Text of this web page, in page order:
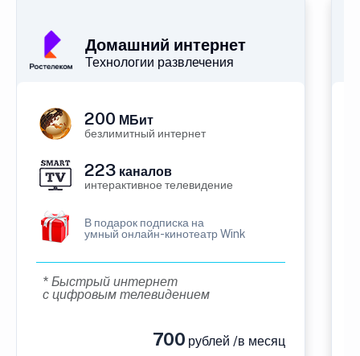
Домашний интернет
Технологии развлечения
200 МБит
безлимитный интернет
223 каналов
интерактивное телевидение
В подарок подписка на
умный онлайн-кинотеатр Wink
* Быстрый интернет
с цифровым телевидением
700 рублей /в месяц